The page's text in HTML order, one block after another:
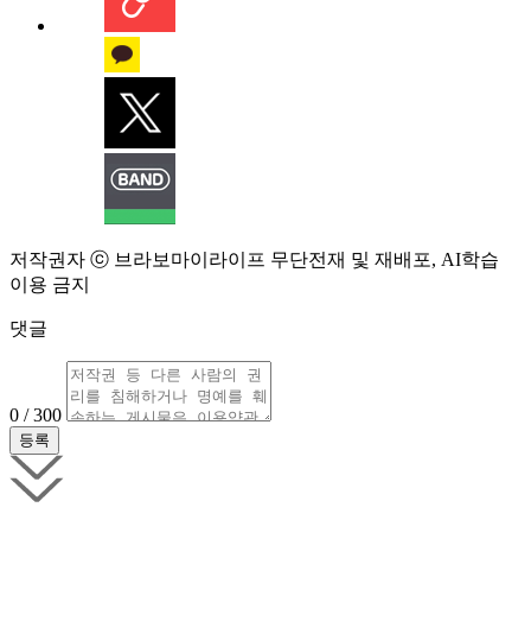
저작권자 ⓒ 브라보마이라이프 무단전재 및 재배포, AI학습
이용 금지
댓글
0 / 300